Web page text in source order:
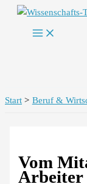
Zum
Start Beruf &
Vom
Arbeiter